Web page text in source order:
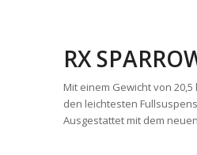
RX
Mit einem Gewicht von
den leichtesten
Ausgestattet mit dem